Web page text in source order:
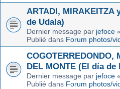
ARTADI, MIRAKEITZA
de Udala)
Dernier message par jefoce «
Publié dans Forum photos/
COGOTERREDONDO,
DEL MONTE (El día
Dernier message par jefoce «
Publié dans Forum photos/